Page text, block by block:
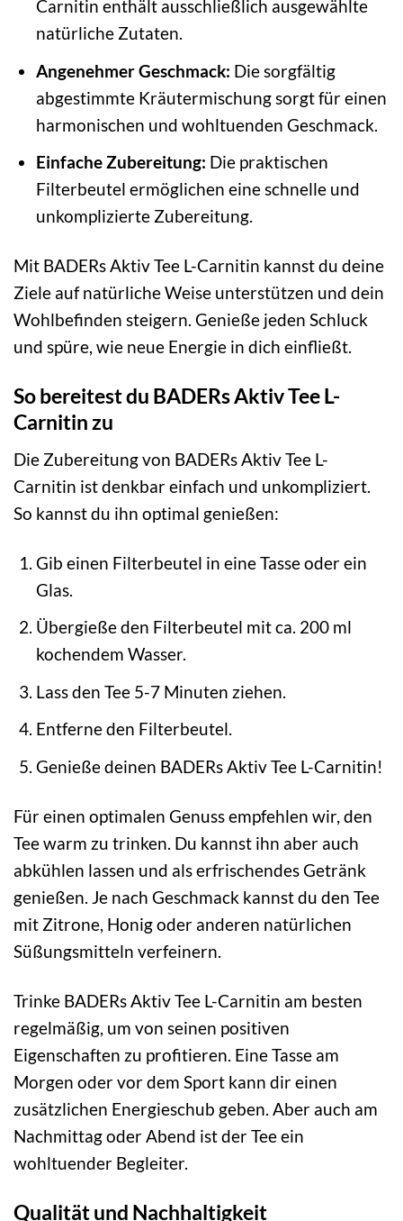
Carnitin enthält ausschließlich ausgewählte
natürliche Zutaten.
Angenehmer Geschmack: Die sorgfältig
abgestimmte Kräutermischung sorgt für einen
harmonischen und wohltuenden Geschmack.
Einfache Zubereitung: Die praktischen
Filterbeutel ermöglichen eine schnelle und
unkomplizierte Zubereitung.
Mit BADERs Aktiv Tee L-Carnitin kannst du deine
Ziele auf natürliche Weise unterstützen und dein
Wohlbefinden steigern. Genieße jeden Schluck
und spüre, wie neue Energie in dich einfließt.
So bereitest du BADERs Aktiv Tee L-
Carnitin zu
Die Zubereitung von BADERs Aktiv Tee L-
Carnitin ist denkbar einfach und unkompliziert.
So kannst du ihn optimal genießen:
Gib einen Filterbeutel in eine Tasse oder ein
Glas.
Übergieße den Filterbeutel mit ca. 200 ml
kochendem Wasser.
Lass den Tee 5-7 Minuten ziehen.
Entferne den Filterbeutel.
Genieße deinen BADERs Aktiv Tee L-Carnitin!
Für einen optimalen Genuss empfehlen wir, den
Tee warm zu trinken. Du kannst ihn aber auch
abkühlen lassen und als erfrischendes Getränk
genießen. Je nach Geschmack kannst du den Tee
mit Zitrone, Honig oder anderen natürlichen
Süßungsmitteln verfeinern.
Trinke BADERs Aktiv Tee L-Carnitin am besten
regelmäßig, um von seinen positiven
Eigenschaften zu profitieren. Eine Tasse am
Morgen oder vor dem Sport kann dir einen
zusätzlichen Energieschub geben. Aber auch am
Nachmittag oder Abend ist der Tee ein
wohltuender Begleiter.
Qualität und Nachhaltigkeit